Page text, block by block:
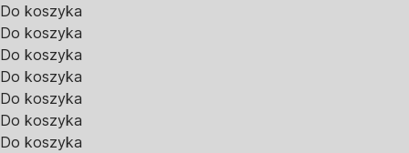
Do koszyka
Do koszyka
Do koszyka
Do koszyka
Do koszyka
Do koszyka
Do koszyka